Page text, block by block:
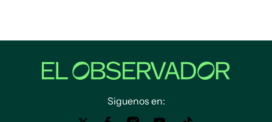
Siguenos en: